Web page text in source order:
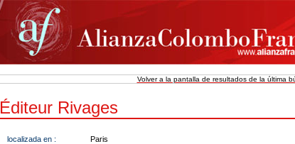
Volver a la pantalla de resultados de la última
Éditeur Rivages
localizada en :
Paris